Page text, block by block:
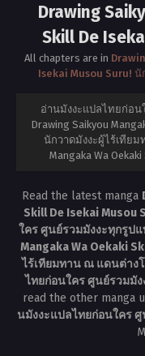
Drawing
Skill De
All chapters are in
Isekai Musou Suru!
อ่านมังงะแปลไทยก่อ
Drawing Saikyou
นักวาดมังงะผู้ไร้เทีย
Mangaka Wa
Read the latest manga
Skill De Isekai Musou
ใคร ศูนย์รวมมังงะทุกรูป
Mangaka Wa Oekaki
ไร้เทียมทาน ณ แดนต่าง
ไทยก่อนใคร ศูนย์รวมมั
read the other manga
นมังงะแปลไทยก่อนใคร